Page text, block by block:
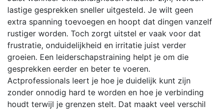
lastige gesprekken sneller uitgesteld. Je wilt geen
extra spanning toevoegen en hoopt dat dingen vanzelf
rustiger worden. Toch zorgt uitstel er vaak voor dat
frustratie, onduidelijkheid en irritatie juist verder
groeien. Een leiderschapstraining helpt je om die
gesprekken eerder en beter te voeren.
Actprofessionals leert je hoe je duidelijk kunt zijn
zonder onnodig hard te worden en hoe je verbinding
houdt terwijl je grenzen stelt. Dat maakt veel verschil